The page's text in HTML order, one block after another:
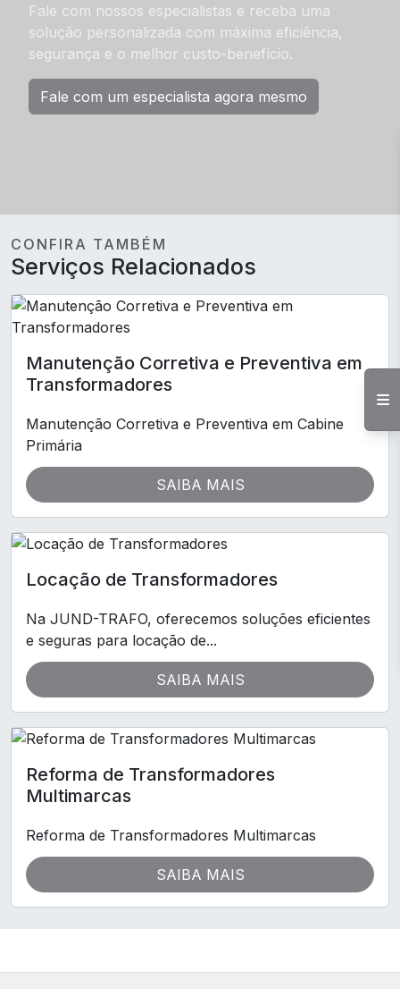
Fale com nossos especialistas e receba uma
solução personalizada com máxima eficiência,
segurança e o melhor custo-benefício.
Fale com um especialista agora mesmo
CONFIRA TAMBÉM
Serviços Relacionados
Manutenção Corretiva e Preventiva em
Transformadores
Manutenção Corretiva e Preventiva em Cabine
Primária
SAIBA MAIS
Locação de Transformadores
Na JUND-TRAFO, oferecemos soluções eficientes
e seguras para locação de...
SAIBA MAIS
Reforma de Transformadores
Multimarcas
Reforma de Transformadores Multimarcas
SAIBA MAIS